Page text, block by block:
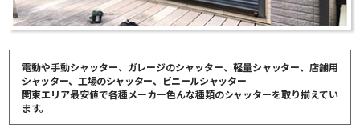
電動や手動シャッター、ガレージのシャッター、軽量シャッター、店舗用
シャッター、工場のシャッター、ビニールシャッター
関東エリア最安値で各種メーカー色んな種類のシャッターを取り揃えてい
ます。